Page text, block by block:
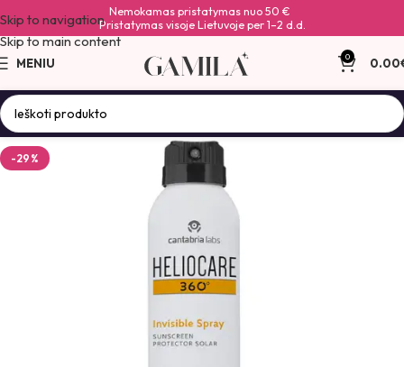
Skip to navigation
Skip to main content
Nemokamas pristatymas nuo 50 €
Pristatymas visoje Lietuvoje per 1–2 d.d.
MENIU 0 0.00
-29%